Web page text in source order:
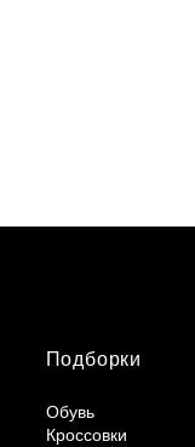
Подборки
Обувь
Кроссовки